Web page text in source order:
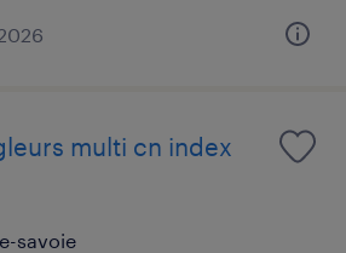
multi cn index
savoie